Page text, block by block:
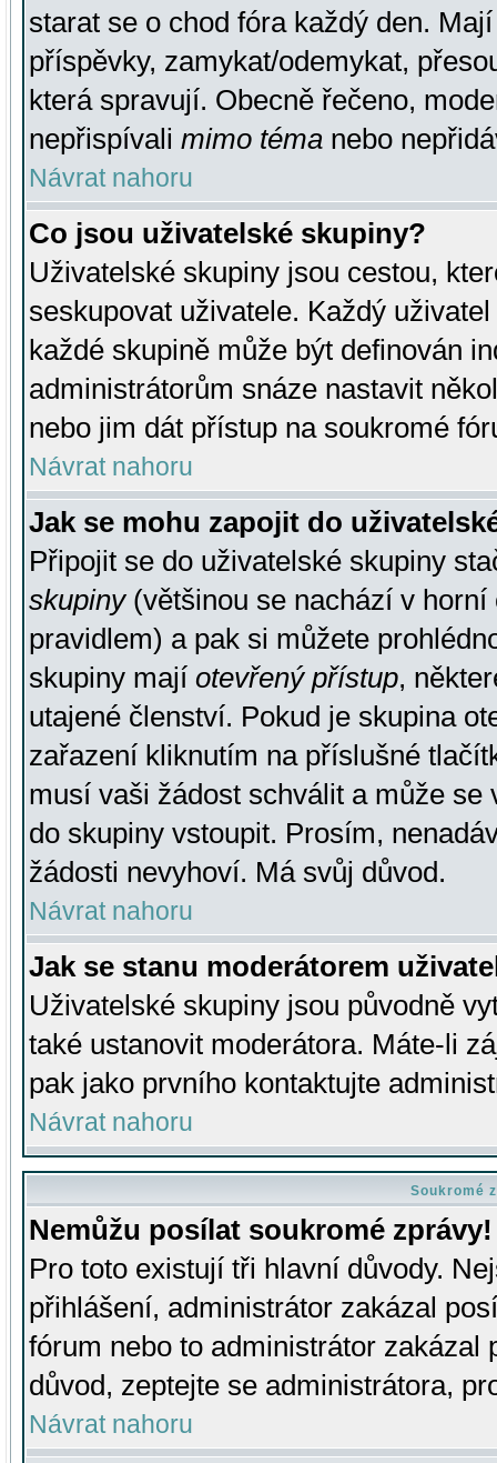
starat se o chod fóra každý den.
příspěvky, zamykat/odemykat,
která spravují. Obecně řečeno,
nepřispívali mimo téma nebo
Návrat nahoru
Co jsou uživatelské skupiny?
Uživatelské skupiny jsou cestou,
seskupovat uživatele. Každý
každé skupině může být definován
administrátorům snáze nastavit
nebo jim dát přístup na soukromé
Návrat nahoru
Jak se mohu zapojit do
Připojit se do uživatelské skupiny
skupiny(většinou se nachází v horní
pravidlem) a pak si můžete
skupiny mají otevřený přístup,
utajené členství. Pokud je skupina
zařazení kliknutím na příslušné
musí vaši žádost schválit a může se
do skupiny vstoupit. Prosím,
žádosti nevyhoví. Má svůj důvod.
Návrat nahoru
Jak se stanu moderátorem
Uživatelské skupiny jsou původně
také ustanovit moderátora. Máte-li
pak jako prvního kontaktujte
Návrat nahoru
Soukromé
Nemůžu posílat soukromé zprávy!
Pro toto existují tři hlavní důvody.
přihlášení, administrátor zakázal
fórum nebo to administrátor zakázal
důvod, zeptejte se administrátora,
Návrat nahoru